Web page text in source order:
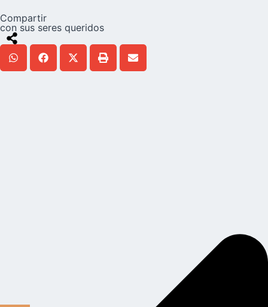
Compartir
con sus seres queridos